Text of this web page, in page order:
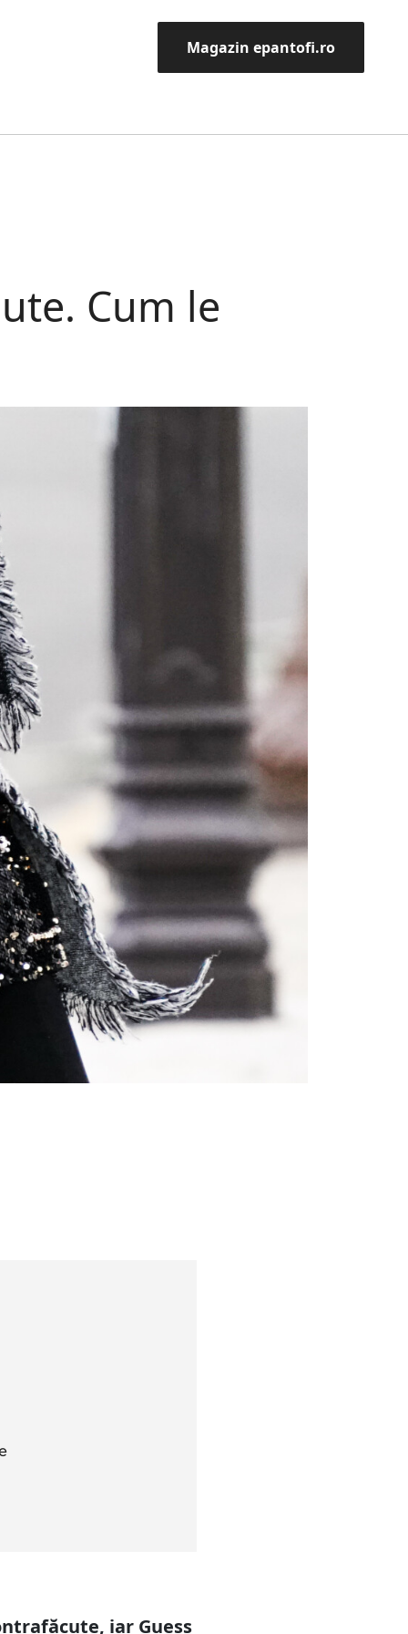
Magazin epantofi.ro
Cum le
iar Guess